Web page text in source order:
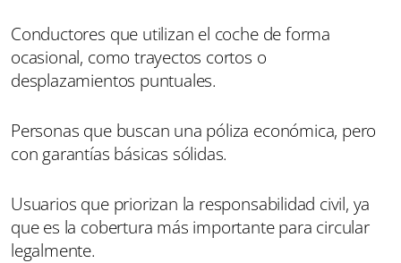
Conductores que utilizan el coche de forma
ocasional, como trayectos cortos o
desplazamientos puntuales.
Personas que buscan una póliza económica, pero
con garantías básicas sólidas.
Usuarios que priorizan la responsabilidad civil, ya
que es la cobertura más importante para circular
legalmente.